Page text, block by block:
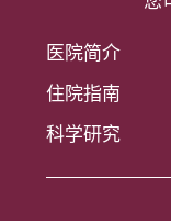
医院简介
住院指南
科学研究